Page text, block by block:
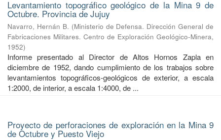
Levantamiento topográfico geológico de la Mina 9 de
Octubre. Provincia de Jujuy
Navarro, Hernán B. (Ministerio de Defensa. Dirección General de
Fabricaciones Militares. Centro de Exploración Geológico-Minera,
1952)
Informe presentado al Director de Altos Hornos Zapla en
diciembre de 1952, dando cumplimiento de los trabajos sobre
levantamientos topográficos-geológicos de exterior, a escala
1:2000, de interior, a escala 1:4000, de ...
Proyecto de perforaciones de exploración en la Mina 9
de Octubre y Puesto Viejo